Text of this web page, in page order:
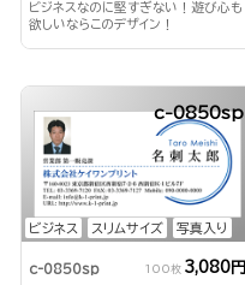
ビジネスなのに堅すぎない！遊び心も
欲しいならこのデザイン！
ビジネス スリムサイズ 写真入り
c-0850sp
c-0850sp 100枚 3,080円